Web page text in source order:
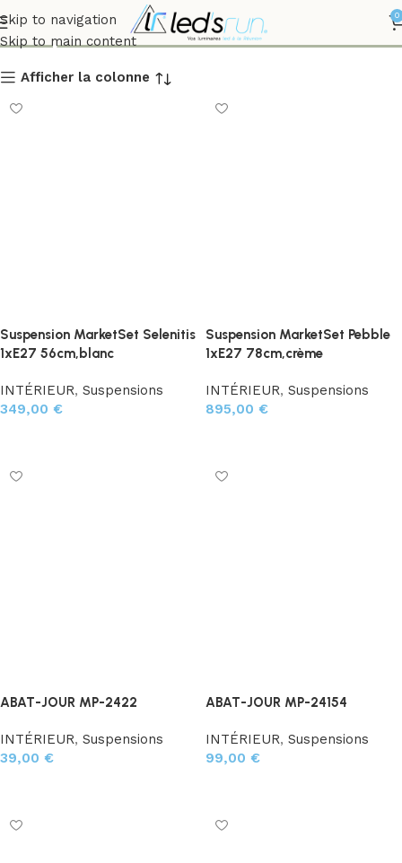
Skip to navigation
Skip to main content
0
Suspensions
Afficher la colonne
Suspension MarketSet Selenitis
1xE27 56cm,blanc
INTÉRIEUR, Suspensions
349,00 €
Suspension MarketSet Pebble
1xE27 78cm,crème
INTÉRIEUR, Suspensions
895,00 €
ABAT-JOUR MP-2422
INTÉRIEUR, Suspensions
39,00 €
ABAT-JOUR MP-24154
INTÉRIEUR, Suspensions
99,00 €